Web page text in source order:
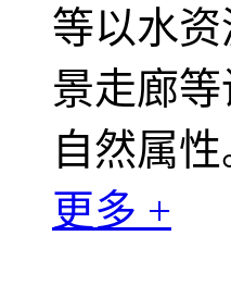
等以水
景走廊
自然属性
更多 +